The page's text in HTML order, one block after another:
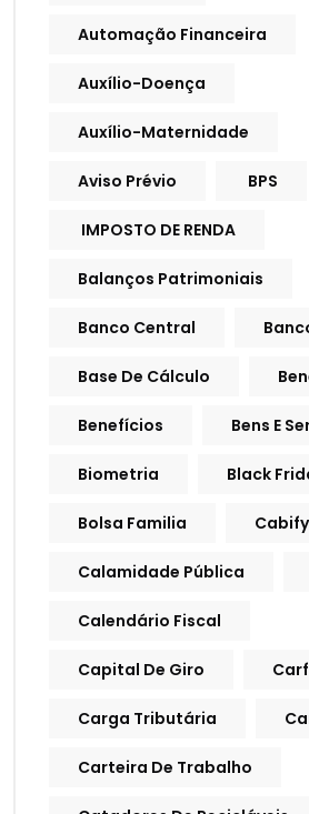
Automação Financeira
Auxílio-Doença
Auxílio-Maternidade
Aviso Prévio BPS
IMPOSTO DE RENDA
Balanços Patrimoniais
Banco Central
Base De Cálculo
Benefícios Bens E
Biometria Black
Bolsa Familia Cabify
Calamidade Pública
Calendário Fiscal
Capital De Giro Carf
Carga Tributária
Carteira De Trabalho